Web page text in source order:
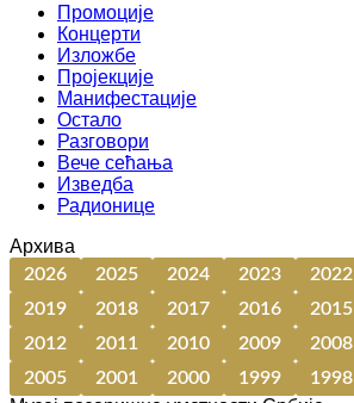
Промоције
Концерти
Изложбе
Пројекције
Манифестације
Остало
Разговори
Вече сећања
Изведба
Радионице
Архива
2026 2025 2024 2023 2022
2019
2018 2017 2016 2015
2012
2011 2010 2009 2008
2005
2001 2000 1999 1998